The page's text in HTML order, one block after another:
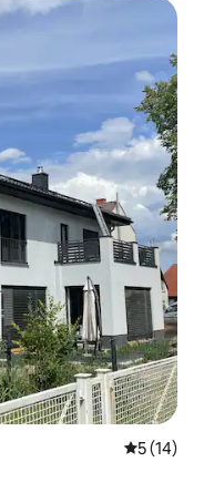
平均评分
5 (14)